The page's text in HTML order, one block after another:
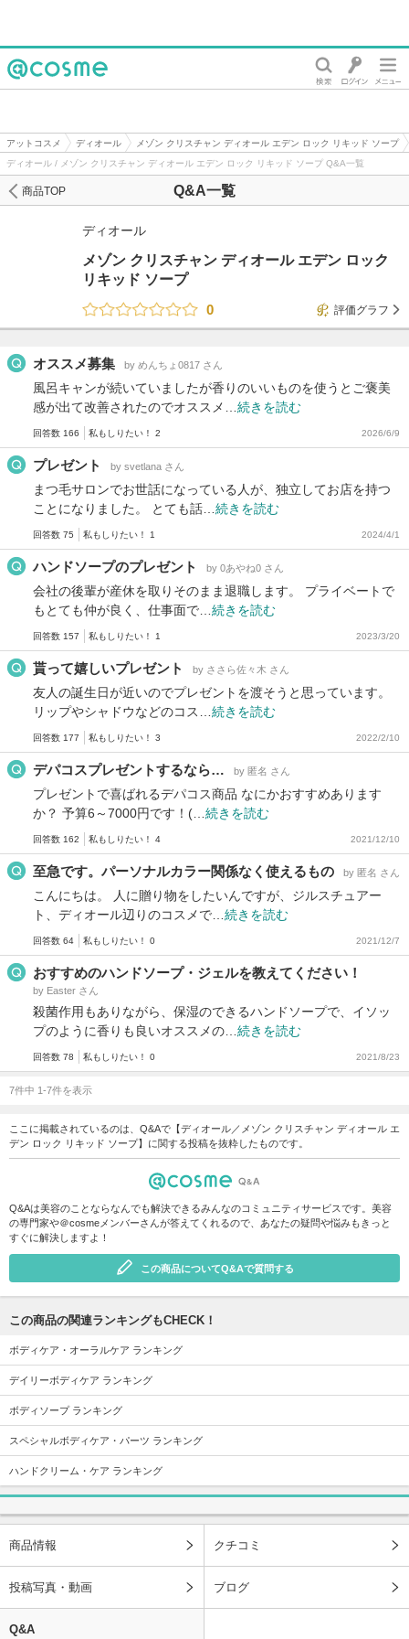
アットコスメ ディオール
メゾン クリスチャン ディオール エデン ロック リキッド ソープ
ディオール / メゾン クリスチャン ディオール エデン ロック リキッド ソープ Q&A一覧
Q&A一覧
商品TOP
ディオール
メゾン クリスチャン ディオール エデン ロック
リキッド ソープ
0
評価グラフ
オススメ募集 by めんちょ0817 さん
風呂キャンが続いていましたが香りのいいものを使うとご褒美
感が出て改善されたのでオススメ… 続きを読む
回答数 166 私もしりたい！ 2 2026/6/9
プレゼント by svetlana さん
まつ毛サロンでお世話になっている人が、独立してお店を持つ
ことになりました。 とても話… 続きを読む
回答数 75 私もしりたい！ 1 2024/4/1
ハンドソープのプレゼント by 0あやね0 さん
会社の後輩が産休を取りそのまま退職します。 プライベートで
もとても仲が良く、仕事面で… 続きを読む
回答数 157 私もしりたい！ 1 2023/3/20
貰って嬉しいプレゼント by ささら佐々木 さん
友人の誕生日が近いのでプレゼントを渡そうと思っています。
リップやシャドウなどのコス… 続きを読む
回答数 177 私もしりたい！ 3 2022/2/10
デパコスプレゼントするなら… by 匿名 さん
プレゼントで喜ばれるデパコス商品 なにかおすすめあります
か？ 予算6～7000円です！(… 続きを読む
回答数 162 私もしりたい！ 4 2021/12/10
至急です。パーソナルカラー関係なく使えるもの by 匿名 さん
こんにちは。 人に贈り物をしたいんですが、ジルスチュアー
ト、ディオール辺りのコスメで… 続きを読む
回答数 64 私もしりたい！ 0 2021/12/7
おすすめのハンドソープ・ジェルを教えてください！
by Easter さん
殺菌作用もありながら、保湿のできるハンドソープで、イソッ
プのように香りも良いオススメの… 続きを読む
回答数 78 私もしりたい！ 0 2021/8/23
7件中 1-7件を表示
ここに掲載されているのは、Q&Aで【ディオール／メゾン クリスチャン ディオール エ
デン ロック リキッド ソープ】に関する投稿を抜粋したものです。
Q&Aは美容のことならなんでも解決できるみんなのコミュニティサービスです。美容
の専門家や＠cosmeメンバーさんが答えてくれるので、あなたの疑問や悩みもきっと
すぐに解決しますよ！
この商品についてQ&Aで質問する
この商品の関連ランキングもCHECK！
ボディケア・オーラルケア ランキング
デイリーボディケア ランキング
ボディソープ ランキング
スペシャルボディケア・パーツ ランキング
ハンドクリーム・ケア ランキング
商品情報 クチコミ
投稿写真・動画 ブログ
Q&A